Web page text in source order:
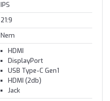
IPS
21:9
Nem
HDMI
DisplayPort
USB Type-C Gen1
HDMI (2db)
Jack